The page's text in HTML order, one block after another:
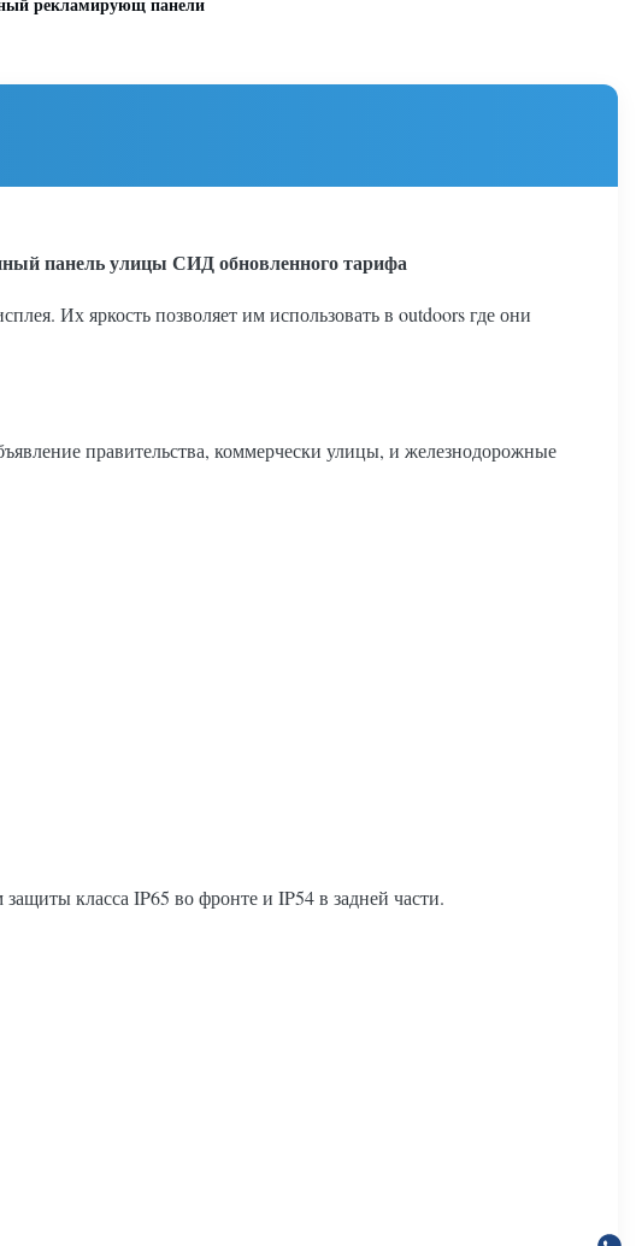
панель улицы СИД обновленного тарифа
Их яркость позволяет им использовать в outdoors где они
правительства, коммерчески улицы, и железнодорожные
класса IP65 во фронте и IP54 в задней части.